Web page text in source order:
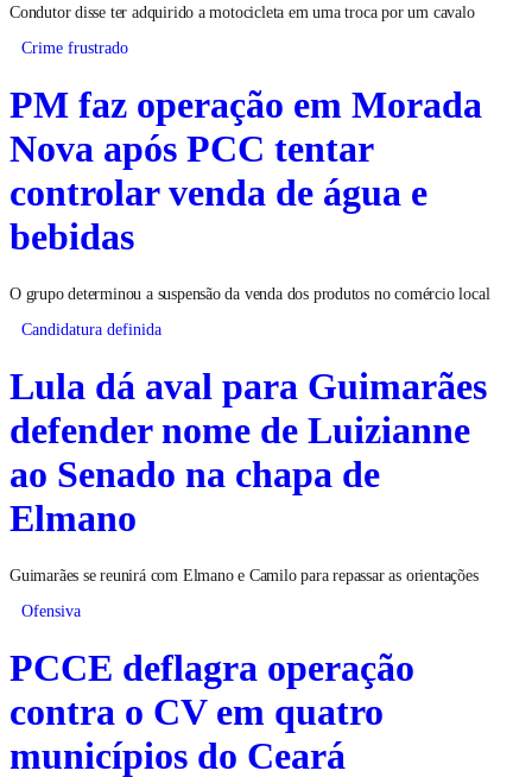
Condutor disse ter adquirido a motocicleta em uma troca por um cavalo
Crime frustrado
PM faz operação em Morada
Nova após PCC tentar
controlar venda de água e
bebidas
O grupo determinou a suspensão da venda dos produtos no comércio local
Candidatura definida
Lula dá aval para Guimarães
defender nome de Luizianne
ao Senado na chapa de
Elmano
Guimarães se reunirá com Elmano e Camilo para repassar as orientações
Ofensiva
PCCE deflagra operação
contra o CV em quatro
municípios do Ceará